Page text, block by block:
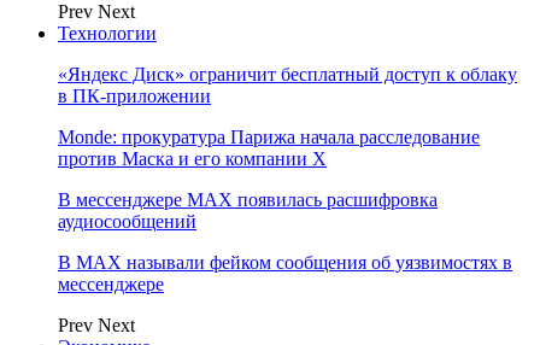
Prev Next
Технологии
«Яндекс Диск» ограничит бесплатный доступ к облаку
в ПК-приложении
Monde: прокуратура Парижа начала расследование
против Маска и его компании X
В мессенджере MAX появилась расшифровка
аудиосообщений
В МAX называли фейком сообщения об уязвимостях в
мессенджере
Prev Next